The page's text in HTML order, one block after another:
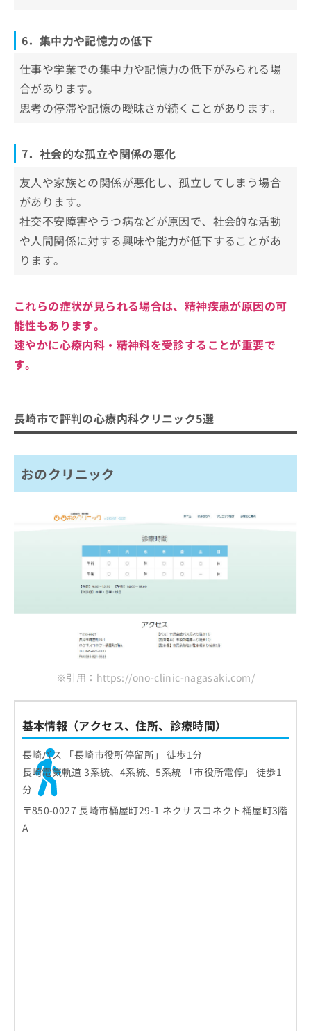
6．集中力や記憶力の低下
仕事や学業での集中力や記憶力の低下がみられる場
合があります。
思考の停滞や記憶の曖昧さが続くことがあります。
7．社会的な孤立や関係の悪化
友人や家族との関係が悪化し、孤立してしまう場合
があります。
社交不安障害やうつ病などが原因で、社会的な活動
や人間関係に対する興味や能力が低下することがあ
ります。
これらの症状が見られる場合は、精神疾患が原因の可
能性もあります。
速やかに心療内科・精神科を受診することが重要で
す。
長崎市で評判の心療内科クリニック5選
おのクリニック
※引用：https://ono-clinic-nagasaki.com/
基本情報（アクセス、住所、診療時間）
長崎バス 「長崎市役所停留所」 徒歩1分
長崎電気軌道 3系統、4系統、5系統 「市役所電停」 徒歩1
分
〒850-0027 長崎市桶屋町29-1 ネクサスコネクト桶屋町3階
A